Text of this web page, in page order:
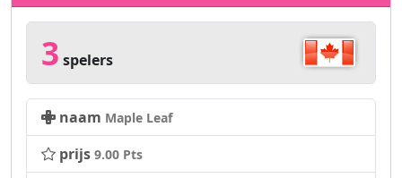
3 spelers
naam Maple Leaf
prijs 9.00 Pts